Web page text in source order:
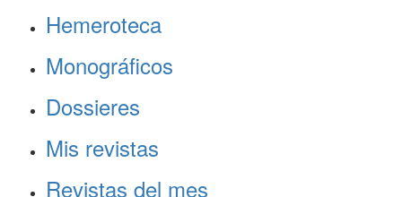
Hemeroteca
Monográficos
Dossieres
Mis revistas
Revistas del mes